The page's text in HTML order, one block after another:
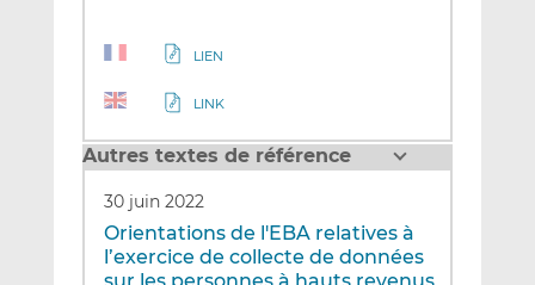
LIEN
LINK
Autres textes de référence
30 juin 2022
Orientations de l'EBA relatives à
l’exercice de collecte de données